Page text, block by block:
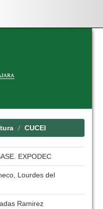
CUCEI
EXPODEC
Lourdes del
Ramirez